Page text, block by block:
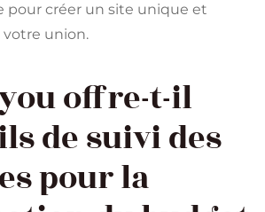
pour créer un site unique et
union.
offre-t-il
de suivi des
pour la